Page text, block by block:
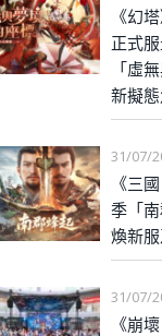
《幻
正式
「虛
新擬
31/07/
《三
季「
煥新
31/07/
《崩